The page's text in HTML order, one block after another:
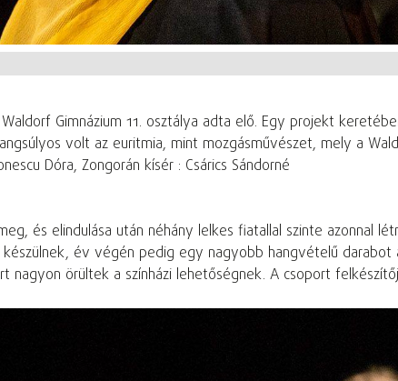
Gimnázium 11. osztálya adta elő. Egy projekt
volt az euritmia, mint mozgásművészet, mely a
Dóra, Zongorán kísér : Csárics Sándorné
és elindulása után néhány lelkes fiatallal szinte azonnal
év végén pedig egy nagyobb hangvételű
örültek a színházi lehetőségnek. A csoport